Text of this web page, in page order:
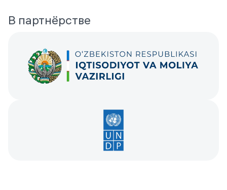
В партнёрстве